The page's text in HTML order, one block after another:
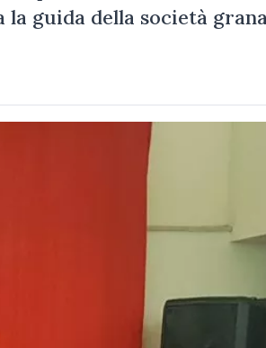
guida della società